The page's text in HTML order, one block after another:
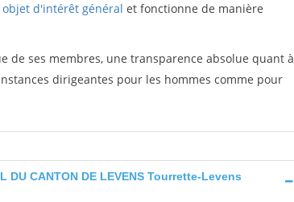
objet d'intérêt général et fonctionne de manière
de ses membres, une transparence absolue quant à
dirigeantes pour les hommes comme pour
DU CANTON DE LEVENS Tourrette-Levens